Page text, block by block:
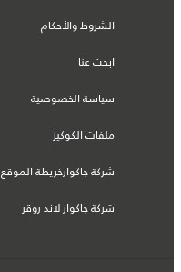
الشروط والأحكام
ابحث عنا
سياسة الخصوصية
ملفات الكوكيز
شركة جاكوارخريطة الموقع
شركة جاكوار لاند روڤر